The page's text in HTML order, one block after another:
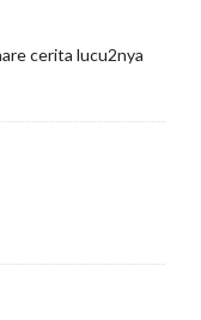
cerita lucu2nya